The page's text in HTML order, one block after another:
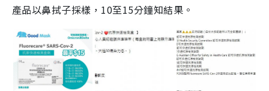
產品以鼻拭子採樣，10至15分鐘知結果。